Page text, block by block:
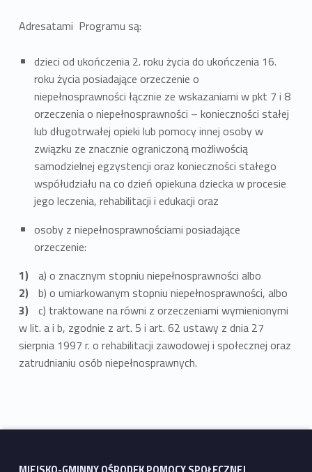
Adresatami Programu są:
dzieci od ukończenia 2. roku życia do ukończenia 16.
roku życia posiadające orzeczenie o
niepełnosprawności łącznie ze wskazaniami w pkt 7 i 8
orzeczenia o niepełnosprawności – konieczności stałej
lub długotrwałej opieki lub pomocy innej osoby w
związku ze znacznie ograniczoną możliwością
samodzielnej egzystencji oraz konieczności stałego
współudziału na co dzień opiekuna dziecka w procesie
jego leczenia, rehabilitacji i edukacji oraz
osoby z niepełnosprawnościami posiadające
orzeczenie:
a) o znacznym stopniu niepełnosprawności albo
b) o umiarkowanym stopniu niepełnosprawności, albo
c) traktowane na równi z orzeczeniami wymienionymi
w lit. a i b, zgodnie z art. 5 i art. 62 ustawy z dnia 27
sierpnia 1997 r. o rehabilitacji zawodowej i społecznej oraz
zatrudnianiu osób niepełnosprawnych.